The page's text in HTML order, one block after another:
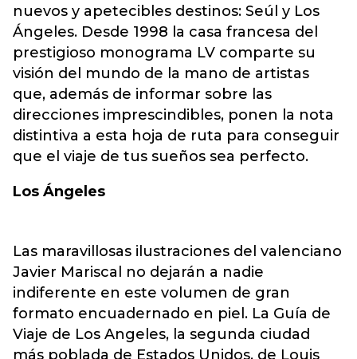
nuevos y apetecibles destinos: Seúl y Los
Ángeles. Desde 1998 la casa francesa del
prestigioso monograma LV comparte su
visión del mundo de la mano de artistas
que, además de informar sobre las
direcciones imprescindibles, ponen la nota
distintiva a esta hoja de ruta para conseguir
que el viaje de tus sueños sea perfecto.
Los Ángeles
Las maravillosas ilustraciones del valenciano
Javier Mariscal no dejarán a nadie
indiferente en este volumen de gran
formato encuadernado en piel. La Guía de
Viaje de Los Angeles, la segunda ciudad
más poblada de Estados Unidos, de Louis